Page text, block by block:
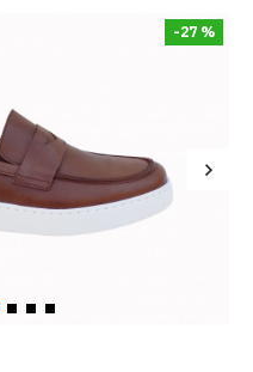
-27 %